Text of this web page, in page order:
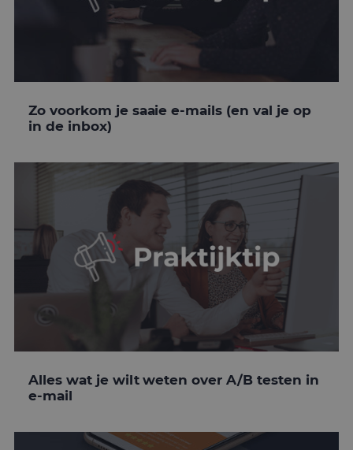
Zo voorkom je saaie e-mails (en val je op
in de inbox)
Alles wat je wilt weten over A/B testen in
e-mail